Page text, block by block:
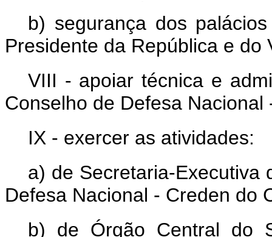
b) segurança dos
Presidente da República e do
VIII - apoiar técnica e
Conselho de Defesa Nacional
IX - exercer as atividades:
a) de Secretaria-Executiva
Defesa Nacional - Creden do
b) de Órgão Central do